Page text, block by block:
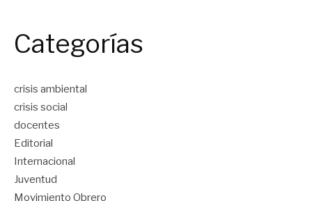
Categorías
crisis ambiental
crisis social
docentes
Editorial
Internacional
Juventud
Movimiento Obrero